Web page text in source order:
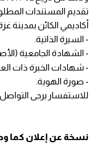
تقديم المستندات
أكاديمي الكائن بمدينة
- السيرة الذاتية.
- الشهادة الجامعية
- شهادات الخبرة ذات
- صورة الهوية.
للاستفسار يرجى التواصل عبر
نسخة عن إعلان كما